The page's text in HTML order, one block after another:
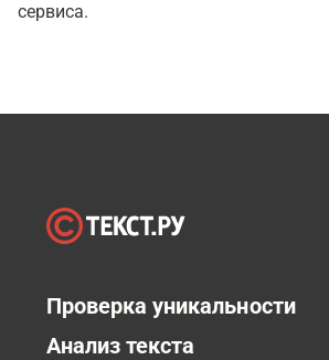
сервиса.
Проверка уникальности
Анализ текста